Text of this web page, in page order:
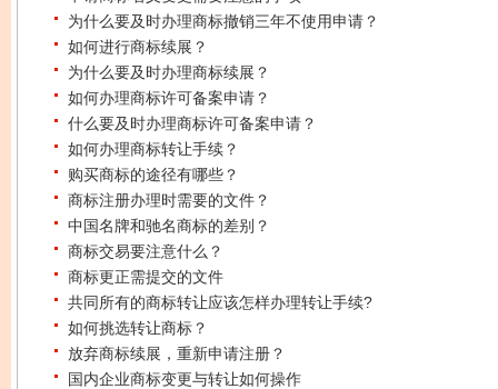
为什么要及时办理商标撤销三年不使用申请？
如何进行商标续展？
为什么要及时办理商标续展？
如何办理商标许可备案申请？
什么要及时办理商标许可备案申请？
如何办理商标转让手续？
购买商标的途径有哪些？
商标注册办理时需要的文件？
中国名牌和驰名商标的差别？
商标交易要注意什么？
商标更正需提交的文件
共同所有的商标转让应该怎样办理转让手续?
如何挑选转让商标？
放弃商标续展，重新申请注册？
国内企业商标变更与转让如何操作